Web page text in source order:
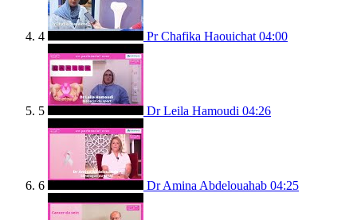
4 Pr Chafika Haouichat 04:00
5 Dr Leila Hamoudi 04:26
6 Dr Amina Abdelouahab 04:25